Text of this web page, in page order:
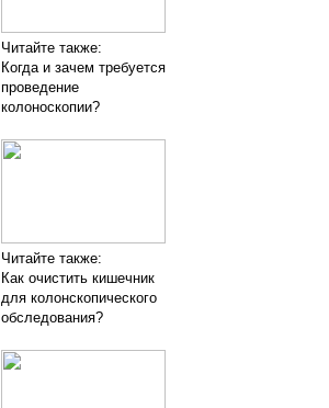
Читайте также:
Когда и зачем требуется
проведение
колоноскопии?
Читайте также:
Как очистить кишечник
для колонскопического
обследования?